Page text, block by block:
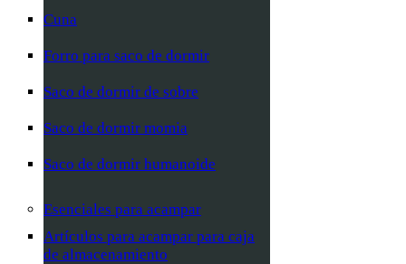
Cuna
Forro para saco de dormir
Saco de dormir de sobre
Saco de dormir momia
Saco de dormir humanoide
Esenciales para acampar
Artículos para acampar para caja
de almacenamiento